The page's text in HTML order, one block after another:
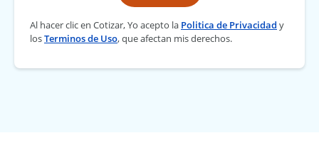
Al hacer clic en Cotizar, Yo acepto la Politica de Privacidad y
losTerminos de Uso, que afectan mis derechos.